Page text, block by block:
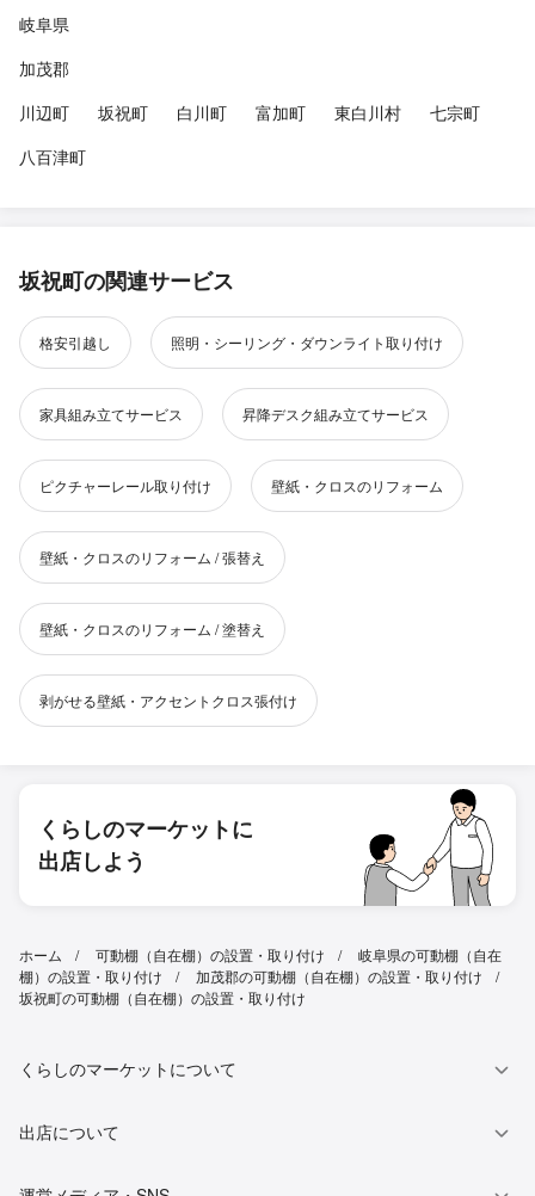
岐阜県
加茂郡
川辺町
坂祝町 白川町 富加町 東白川村
七宗町
八百津町
坂祝町の関連サービス
格安引越し 照明・シーリング・ダウンライト取り付け
家具組み立てサービス 昇降デスク組み立てサービス
ピクチャーレール取り付け 壁紙・クロスのリフォーム
壁紙・クロスのリフォーム / 張替え
壁紙・クロスのリフォーム / 塗替え
剥がせる壁紙・アクセントクロス張付け
くらしのマーケットに
出店しよう
ホーム 可動棚（自在棚）の設置・取り付け
岐阜県の可動棚（自在
棚）の設置・取り付け
加茂郡の可動棚（自在棚）の設置・取り付け
坂祝町の可動棚（自在棚）の設置・取り付け
くらしのマーケットについて
出店について